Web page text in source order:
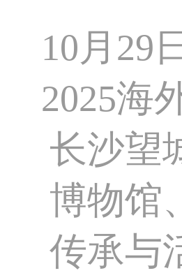
10月29
2025海
长沙望
博物馆
传承与